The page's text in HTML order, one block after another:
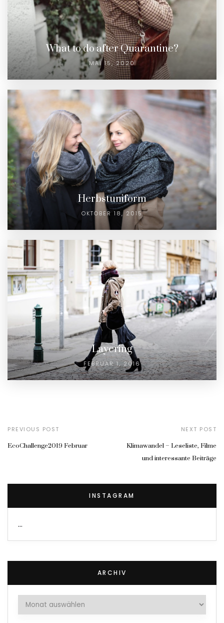
What to do after Quarantine?
MAI 15, 2020
Herbstuniform
OKTOBER 18, 2015
Layering
FEBRUAR 1, 2016
PREVIOUS POST
EcoChallenge2019 Februar
NEXT POST
Klimawandel – Leseliste, Filme
und interessante Beiträge
INSTAGRAM
…
ARCHIV
Archiv